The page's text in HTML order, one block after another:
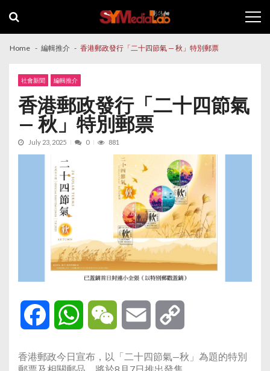
navigation
content
Home 編輯推介 香港郵政發行「二十四節氣 — 秋」特別郵票
社會新聞 編輯推介
香港郵政發行「二十四節氣
— 秋」特別郵票
July 23, 2025 0 881
Facebook WhatsAppWeChat Email
香港郵政今日宣布，以「二十四節氣—秋」為題的特別